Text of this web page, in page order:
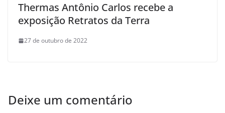
Thermas Antônio Carlos recebe a
exposição Retratos da Terra
27 de outubro de 2022
Deixe um comentário